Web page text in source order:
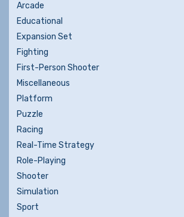
Arcade
Educational
Expansion Set
Fighting
First-Person Shooter
Miscellaneous
Platform
Puzzle
Racing
Real-Time Strategy
Role-Playing
Shooter
Simulation
Sport